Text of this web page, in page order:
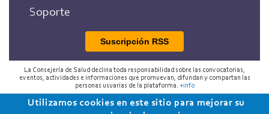
Soporte
Suscripción RSS
La Consejería de Salud declina toda responsabilidad sobre las convocatorias,
eventos, actividades e informaciones que promuevan, difundan y compartan las
personas usuarias de la plataforma. +info
Utilizamos cookies en este sitio para mejorar su